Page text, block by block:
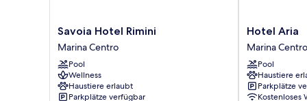
Savoia
Hotel
Rimini
Marina
Centro
Savoia Hotel Rimini
Marina Centro
Pool
Wellness
Haustiere erlaubt
Parkplätze verfügbar
Hotel
Aria
Marina
Centro
Hotel Aria
Marina Centro
Pool
Haustiere
Parkplätze
Kostenloses